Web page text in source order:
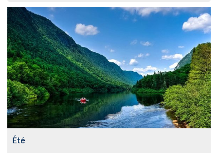
Été